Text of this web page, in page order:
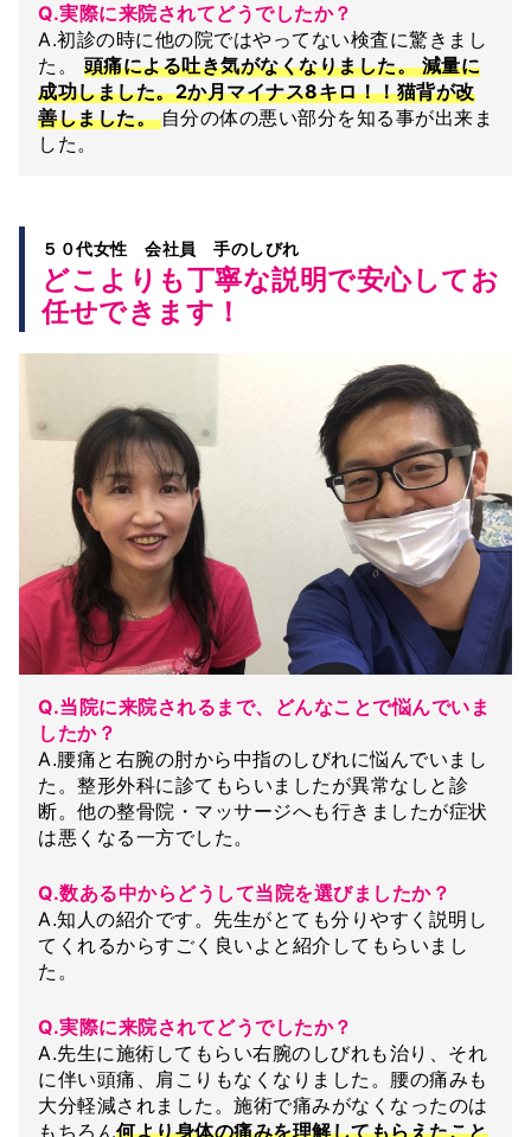
Q.実際に来院されてどうでしたか？
A.初診の時に他の院ではやってない検査に驚きまし
た。 頭痛による吐き気がなくなりました。 減量に
成功しました。2か月マイナス8キロ！！猫背が改
善しました。自分の体の悪い部分を知る事が出来ま
した。
５０代女性 会社員 手のしびれ
どこよりも丁寧な説明で安心してお
任せできます！
Q.当院に来院されるまで、どんなことで悩んでいま
したか？
A.腰痛と右腕の肘から中指のしびれに悩んでいまし
た。整形外科に診てもらいましたが異常なしと診
断。他の整骨院・マッサージへも行きましたが症状
は悪くなる一方でした。
Q.数ある中からどうして当院を選びましたか？
A.知人の紹介です。先生がとても分りやすく説明し
てくれるからすごく良いよと紹介してもらいまし
た。
Q.実際に来院されてどうでしたか？
A.先生に施術してもらい右腕のしびれも治り、それ
に伴い頭痛、肩こりもなくなりました。腰の痛みも
大分軽減されました。施術で痛みがなくなったのは
もちろん何より身体の痛みを理解してもらえたこと